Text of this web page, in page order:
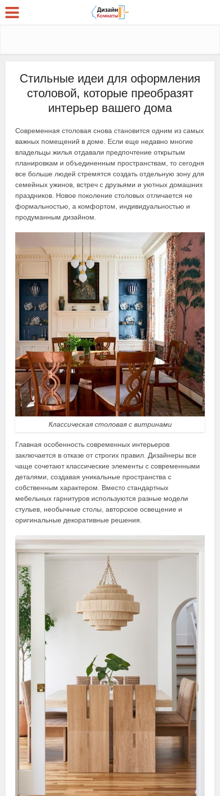
Стильные идеи для оформления
столовой, которые преобразят
интерьер вашего дома
Современная столовая снова становится одним из самых
важных помещений в доме. Если еще недавно многие
владельцы жилья отдавали предпочтение открытым
планировкам и объединенным пространствам, то сегодня
все больше людей стремятся создать отдельную зону для
семейных ужинов, встреч с друзьями и уютных домашних
праздников. Новое поколение столовых отличается не
формальностью, а комфортом, индивидуальностью и
продуманным дизайном.
Классическая столовая с витринами
Главная особенность современных интерьеров
заключается в отказе от строгих правил. Дизайнеры все
чаще сочетают классические элементы с современными
деталями, создавая уникальные пространства с
собственным характером. Вместо стандартных
мебельных гарнитуров используются разные модели
стульев, необычные столы, авторское освещение и
оригинальные декоративные решения.